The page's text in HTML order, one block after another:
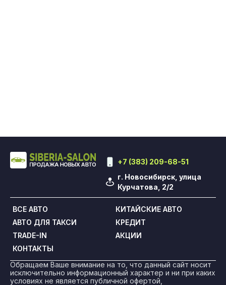
+7 (383) 209-68-51
г. Новосибирск, улица
Курчатова, 2/2
ВСЕ АВТО
КИТАЙСКИЕ АВТО
АВТО ДЛЯ ТАКСИ
КРЕДИТ
TRADE-IN
АКЦИИ
КОНТАКТЫ
Обращаем Ваше внимание на то, что данный сайт носит
исключительно информационный характер и ни при каких
условиях не является публичной офертой,